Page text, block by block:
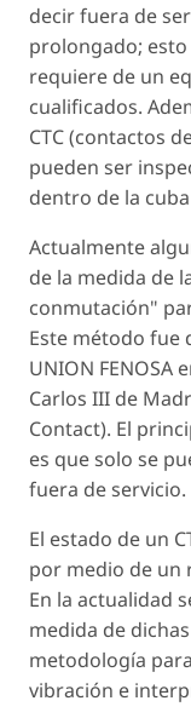
decir fuera de
prolongado;
requiere de un
cualificados.
CTC (contactos
pueden ser
dentro de la
Actualmente
de la medida de
conmutación"
Este método fue
UNION FENOSA
Carlos III de
Contact). El
es que solo se
fuera de servicio.
El estado de un
por medio de un
En la actualidad
medida de
metodología
vibración e